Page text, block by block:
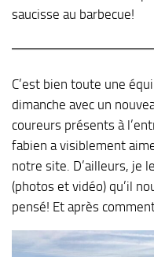
saucisse au barbecue!
C’est bien toute une
dimanche avec un
coureurs présents à
fabien a visiblement
notre site. D’ailleurs, je
(photos et vidéo) qu’il
pensé! Et après